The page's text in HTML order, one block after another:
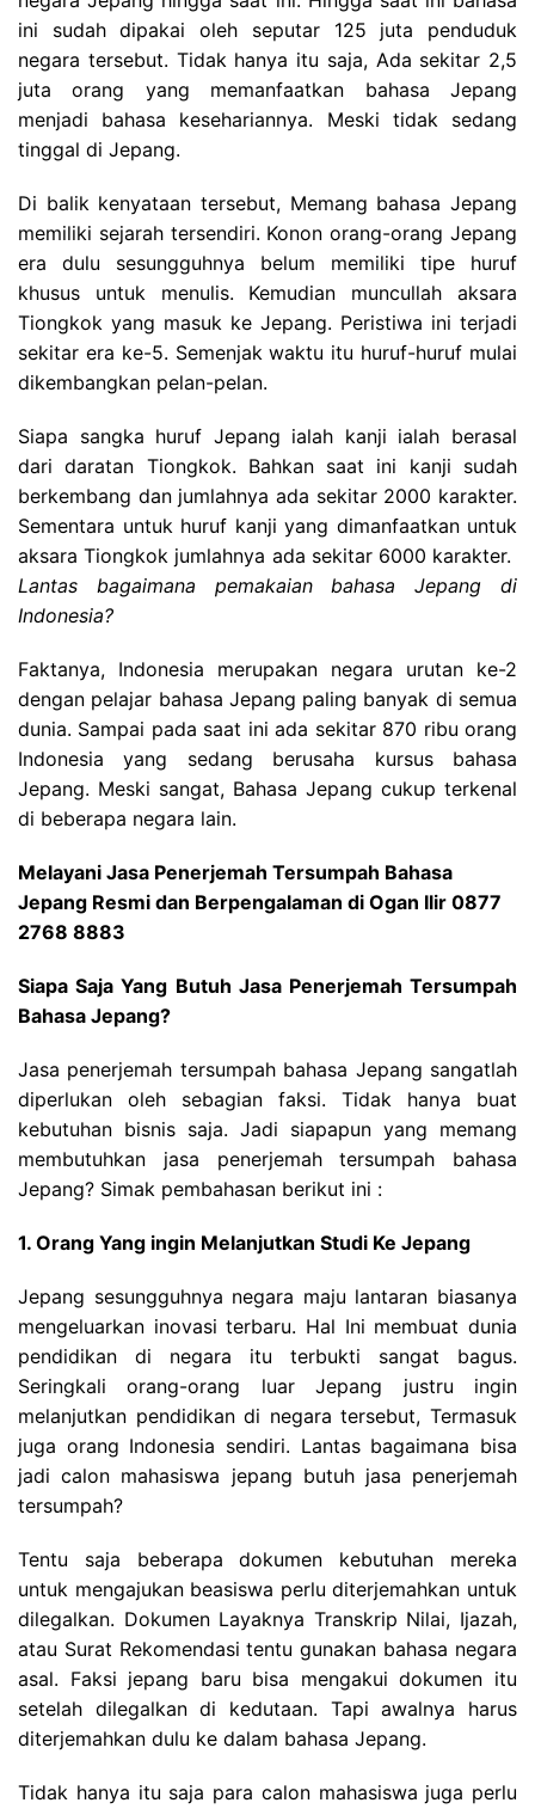
ini sudah dipakai oleh seputar 125 juta penduduk
negara tersebut. Tidak hanya itu saja, Ada sekitar 2,5
juta orang yang memanfaatkan bahasa Jepang
menjadi bahasa kesehariannya. Meski tidak sedang
tinggal di Jepang.
Di balik kenyataan tersebut, Memang bahasa Jepang
memiliki sejarah tersendiri. Konon orang-orang Jepang
era dulu sesungguhnya belum memiliki tipe huruf
khusus untuk menulis. Kemudian muncullah aksara
Tiongkok yang masuk ke Jepang. Peristiwa ini terjadi
sekitar era ke-5. Semenjak waktu itu huruf-huruf mulai
dikembangkan pelan-pelan.
Siapa sangka huruf Jepang ialah kanji ialah berasal
dari daratan Tiongkok. Bahkan saat ini kanji sudah
berkembang dan jumlahnya ada sekitar 2000 karakter.
Sementara untuk huruf kanji yang dimanfaatkan untuk
aksara Tiongkok jumlahnya ada sekitar 6000 karakter.
Lantas bagaimana pemakaian bahasa Jepang di
Indonesia?
Faktanya, Indonesia merupakan negara urutan ke-2
dengan pelajar bahasa Jepang paling banyak di semua
dunia. Sampai pada saat ini ada sekitar 870 ribu orang
Indonesia yang sedang berusaha kursus bahasa
Jepang. Meski sangat, Bahasa Jepang cukup terkenal
di beberapa negara lain.
Melayani Jasa Penerjemah Tersumpah Bahasa
Jepang Resmi dan Berpengalaman di Ogan Ilir 0877
2768 8883
Siapa Saja Yang Butuh Jasa Penerjemah Tersumpah
Bahasa Jepang?
Jasa penerjemah tersumpah bahasa Jepang sangatlah
diperlukan oleh sebagian faksi. Tidak hanya buat
kebutuhan bisnis saja. Jadi siapapun yang memang
membutuhkan jasa penerjemah tersumpah bahasa
Jepang? Simak pembahasan berikut ini :
1. Orang Yang ingin Melanjutkan Studi Ke Jepang
Jepang sesungguhnya negara maju lantaran biasanya
mengeluarkan inovasi terbaru. Hal Ini membuat dunia
pendidikan di negara itu terbukti sangat bagus.
Seringkali orang-orang luar Jepang justru ingin
melanjutkan pendidikan di negara tersebut, Termasuk
juga orang Indonesia sendiri. Lantas bagaimana bisa
jadi calon mahasiswa jepang butuh jasa penerjemah
tersumpah?
Tentu saja beberapa dokumen kebutuhan mereka
untuk mengajukan beasiswa perlu diterjemahkan untuk
dilegalkan. Dokumen Layaknya Transkrip Nilai, Ijazah,
atau Surat Rekomendasi tentu gunakan bahasa negara
asal. Faksi jepang baru bisa mengakui dokumen itu
setelah dilegalkan di kedutaan. Tapi awalnya harus
diterjemahkan dulu ke dalam bahasa Jepang.
Tidak hanya itu saja para calon mahasiswa juga perlu